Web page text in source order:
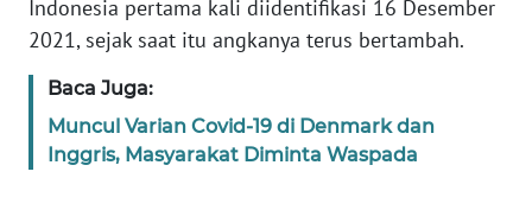
Indonesia pertama kali diidentifikasi 16 Desember
2021, sejak saat itu angkanya terus bertambah.
Baca Juga:
Muncul Varian Covid-19 di Denmark dan
Inggris, Masyarakat Diminta Waspada
WN
WN
PAPUA